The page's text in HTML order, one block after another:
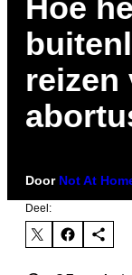
Hoe
reizen
Door Not At
Deel: